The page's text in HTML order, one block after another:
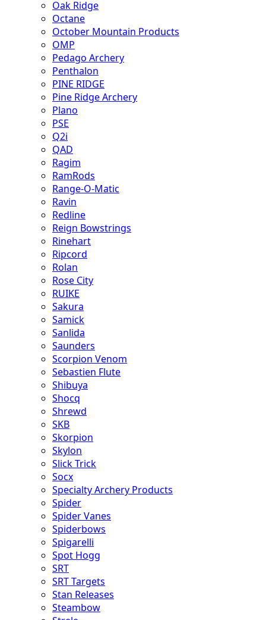
Oak Ridge
Octane
October Mountain Products
OMP
Pedago Archery
Penthalon
PINE RIDGE
Pine Ridge Archery
Plano
PSE
Q2i
QAD
Ragim
RamRods
Range-O-Matic
Ravin
Redline
Reign Bowstrings
Rinehart
Ripcord
Rolan
Rose City
RUIKE
Sakura
Samick
Sanlida
Saunders
Scorpion Venom
Sebastien Flute
Shibuya
Shocq
Shrewd
SKB
Skorpion
Skylon
Slick Trick
Socx
Specialty Archery Products
Spider
Spider Vanes
Spiderbows
Spigarelli
Spot Hogg
SRT
SRT Targets
Stan Releases
Steambow